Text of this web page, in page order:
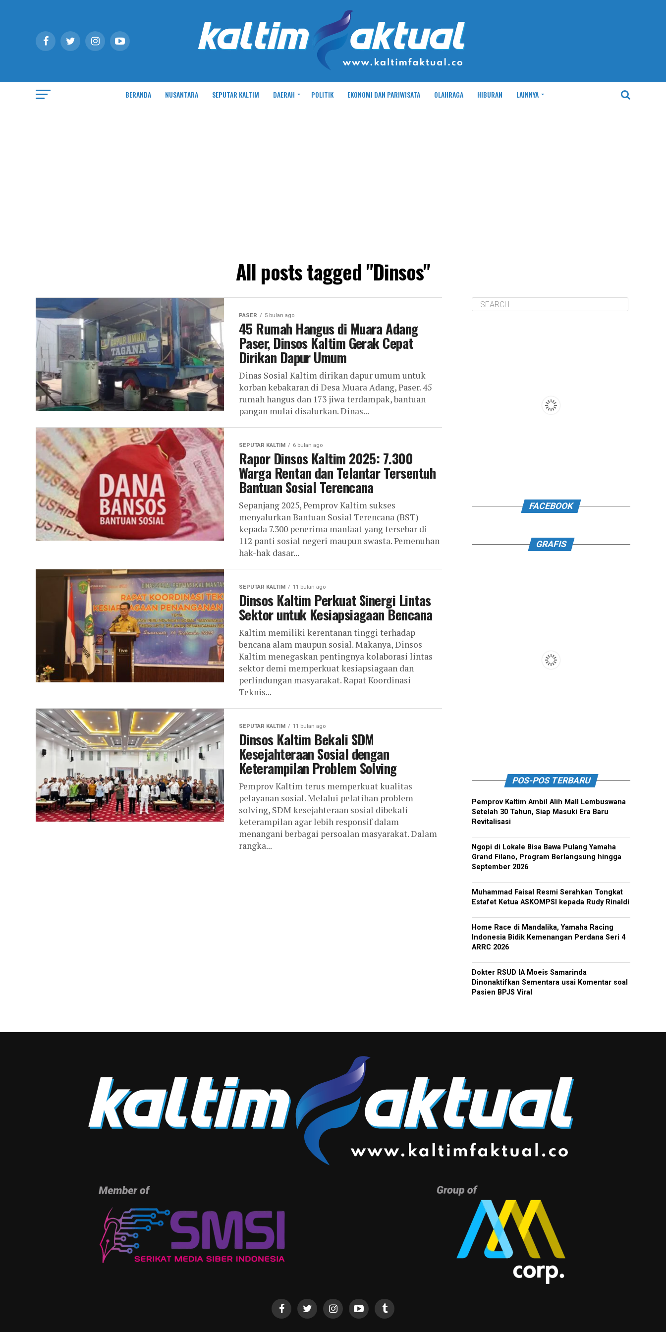
BERANDA NUSANTARA SEPUTAR KALTIM DAERAH POLITIK EKONOMI DAN PARIWISATA OLAHRAGA HIBURAN LAINNYA
All posts tagged "Dinsos"
PASER 5 bulan ago
45 Rumah Hangus di Muara Adang
Paser, Dinsos Kaltim Gerak Cepat
Dirikan Dapur Umum
Dinas Sosial Kaltim dirikan dapur umum untuk
korban kebakaran di Desa Muara Adang, Paser. 45
rumah hangus dan 173 jiwa terdampak, bantuan
pangan mulai disalurkan. Dinas...
SEPUTAR KALTIM 6 bulan ago
Rapor Dinsos Kaltim 2025: 7.300
Warga Rentan dan Telantar Tersentuh
Bantuan Sosial Terencana
Sepanjang 2025, Pemprov Kaltim sukses
menyalurkan Bantuan Sosial Terencana (BST)
kepada 7.300 penerima manfaat yang tersebar di
112 panti sosial negeri maupun swasta. Pemenuhan
hak-hak dasar...
SEPUTAR KALTIM 11 bulan ago
Dinsos Kaltim Perkuat Sinergi Lintas
Sektor untuk Kesiapsiagaan Bencana
Kaltim memiliki kerentanan tinggi terhadap
bencana alam maupun sosial. Makanya, Dinsos
Kaltim menegaskan pentingnya kolaborasi lintas
sektor demi memperkuat kesiapsiagaan dan
perlindungan masyarakat. Rapat Koordinasi
Teknis...
SEPUTAR KALTIM 11 bulan ago
Dinsos Kaltim Bekali SDM
Kesejahteraan Sosial dengan
Keterampilan Problem Solving
Pemprov Kaltim terus memperkuat kualitas
pelayanan sosial. Melalui pelatihan problem
solving, SDM kesejahteraan sosial dibekali
keterampilan agar lebih responsif dalam
menangani berbagai persoalan masyarakat. Dalam
rangka...
FACEBOOK
GRAFIS
POS-POS TERBARU
Pemprov Kaltim Ambil Alih Mall Lembuswana
Setelah 30 Tahun, Siap Masuki Era Baru
Revitalisasi
Ngopi di Lokale Bisa Bawa Pulang Yamaha
Grand Filano, Program Berlangsung hingga
September 2026
Muhammad Faisal Resmi Serahkan Tongkat
Estafet Ketua ASKOMPSI kepada Rudy Rinaldi
Home Race di Mandalika, Yamaha Racing
Indonesia Bidik Kemenangan Perdana Seri 4
ARRC 2026
Dokter RSUD IA Moeis Samarinda
Dinonaktifkan Sementara usai Komentar soal
Pasien BPJS Viral